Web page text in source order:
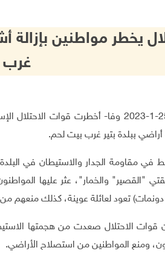
يخطر مواطنين
غرب
بيت لحم 25-1-2023 وفا- أخطرت قوات
أراضي ببلدة بتير غرب بيت لحم.
في مقاومة الجدار والاستيطان في
"القصير" والخمار"، عثر عليها
قوات الاحتلال صعدت من هجمتها
ومنع المواطنين من استصلاح الأراضي.